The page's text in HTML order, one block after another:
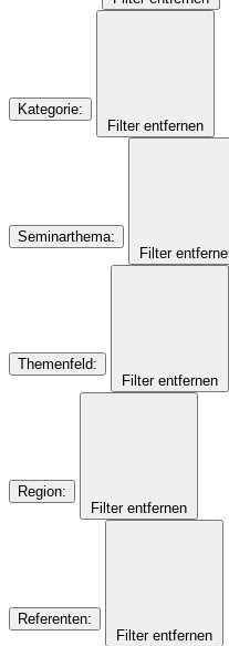
Kategorie:
Filter entfernen
Seminarthema:
Filter
Themenfeld:
Filter entfernen
Region:
Filter entfernen
Referenten:
Filter entfernen